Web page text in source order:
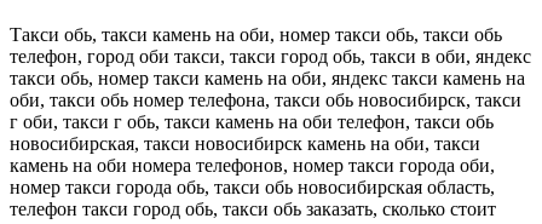
Такси обь, такси камень на оби, номер такси обь, такси обь
телефон, город оби такси, такси город обь, такси в оби, яндекс
такси обь, номер такси камень на оби, яндекс такси камень на
оби, такси обь номер телефона, такси обь новосибирск, такси
г оби, такси г обь, такси камень на оби телефон, такси обь
новосибирская, такси новосибирск камень на оби, такси
камень на оби номера телефонов, номер такси города оби,
номер такси города обь, такси обь новосибирская область,
телефон такси город обь, такси обь заказать, сколько стоит